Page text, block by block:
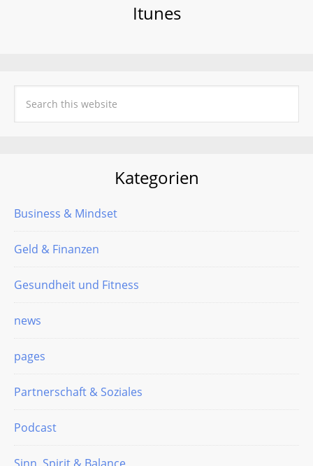
Itunes
Kategorien
Business & Mindset
Geld & Finanzen
Gesundheit und Fitness
news
pages
Partnerschaft & Soziales
Podcast